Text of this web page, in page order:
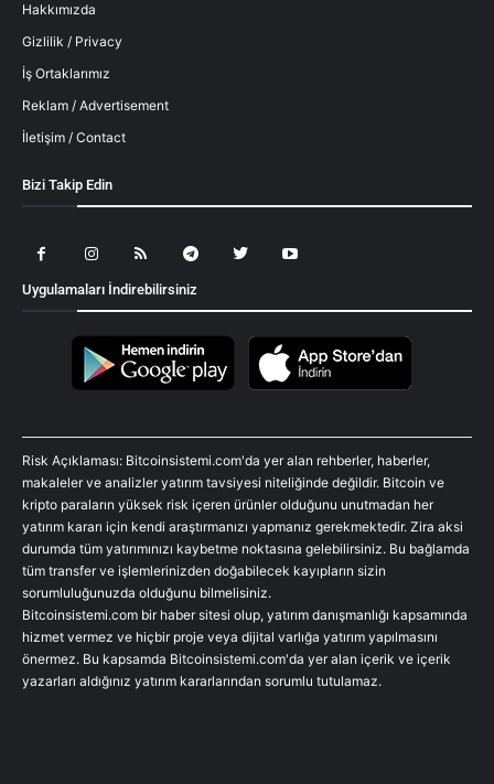
Hakkımızda
Gizlilik / Privacy
İş Ortaklarımız
Reklam / Advertisement
İletişim / Contact
Bizi Takip Edin
Uygulamaları İndirebilirsiniz
Risk Açıklaması: Bitcoinsistemi.com'da yer alan rehberler, haberler,
makaleler ve analizler yatırım tavsiyesi niteliğinde değildir. Bitcoin ve
kripto paraların yüksek risk içeren ürünler olduğunu unutmadan her
yatırım kararı için kendi araştırmanızı yapmanız gerekmektedir. Zira aksi
durumda tüm yatırımınızı kaybetme noktasına gelebilirsiniz. Bu bağlamda
tüm transfer ve işlemlerinizden doğabilecek kayıpların sizin
sorumluluğunuzda olduğunu bilmelisiniz.
Bitcoinsistemi.com bir haber sitesi olup, yatırım danışmanlığı kapsamında
hizmet vermez ve hiçbir proje veya dijital varlığa yatırım yapılmasını
önermez. Bu kapsamda Bitcoinsistemi.com'da yer alan içerik ve içerik
yazarları aldığınız yatırım kararlarından sorumlu tutulamaz.